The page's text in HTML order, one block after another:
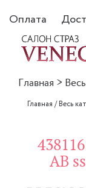
Оплата
Главная >
Главная /Весь
AB